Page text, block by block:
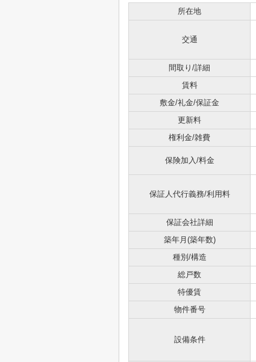
所在地
交通
間取り/詳細
賃料
敷金/礼金/保証金
更新料
権利金/雑費
保険加入/料金
保証人代行義務/利用料
保証会社詳細
築年月(築年数)
種別/構造
総戸数
特優賃
物件番号
設備条件